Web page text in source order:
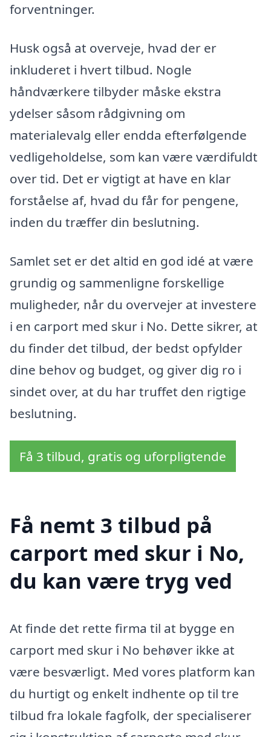
forventninger.
Husk også at overveje, hvad der er
inkluderet i hvert tilbud. Nogle
håndværkere tilbyder måske ekstra
ydelser såsom rådgivning om
materialevalg eller endda efterfølgende
vedligeholdelse, som kan være værdifuldt
over tid. Det er vigtigt at have en klar
forståelse af, hvad du får for pengene,
inden du træffer din beslutning.
Samlet set er det altid en god idé at være
grundig og sammenligne forskellige
muligheder, når du overvejer at investere
i en carport med skur i No. Dette sikrer, at
du finder det tilbud, der bedst opfylder
dine behov og budget, og giver dig ro i
sindet over, at du har truffet den rigtige
beslutning.
Få 3 tilbud, gratis og uforpligtende
Få nemt 3 tilbud på
carport med skur i No,
du kan være tryg ved
At finde det rette firma til at bygge en
carport med skur i No behøver ikke at
være besværligt. Med vores platform kan
du hurtigt og enkelt indhente op til tre
tilbud fra lokale fagfolk, der specialiserer